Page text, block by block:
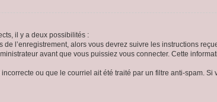
il y a deux possibilités :
l’enregistrement, alors vous devrez suivre les instructions
avant que vous puissiez vous connecter. Cette
ou que le courriel ait été traité par un filtre anti-spam. Si